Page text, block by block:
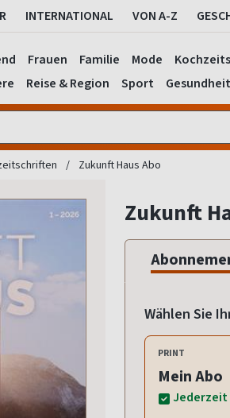
INTERNATIONAL VON A-Z
Frauen Familie Mode
Reise & Region Sport Gesundheit
Zukunft Haus Abo
Zukunft
Wählen Sie
PRINT
Mein Abo
Jederzeit